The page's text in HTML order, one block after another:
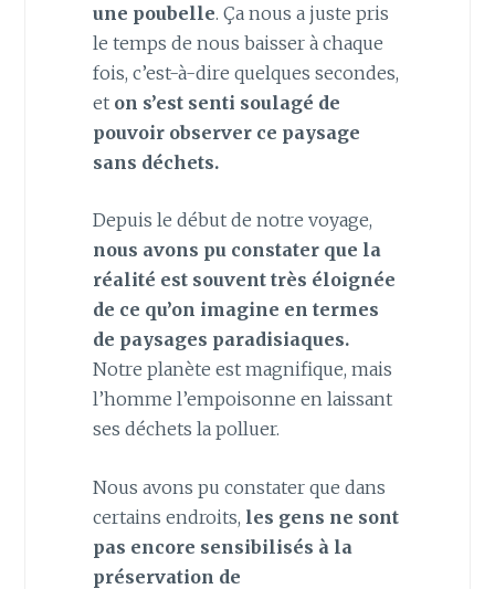
une poubelle. Ça nous a juste pris
le temps de nous baisser à chaque
fois, c’est-à-dire quelques secondes,
et on s’est senti soulagé de
pouvoir observer ce paysage
sans déchets.
Depuis le début de notre voyage,
nous avons pu constater que la
réalité est souvent très éloignée
de ce qu’on imagine en termes
de paysages paradisiaques.
Notre planète est magnifique, mais
l’homme l’empoisonne en laissant
ses déchets la polluer.
Nous avons pu constater que dans
certains endroits, les gens ne sont
pas encore sensibilisés à la
préservation de